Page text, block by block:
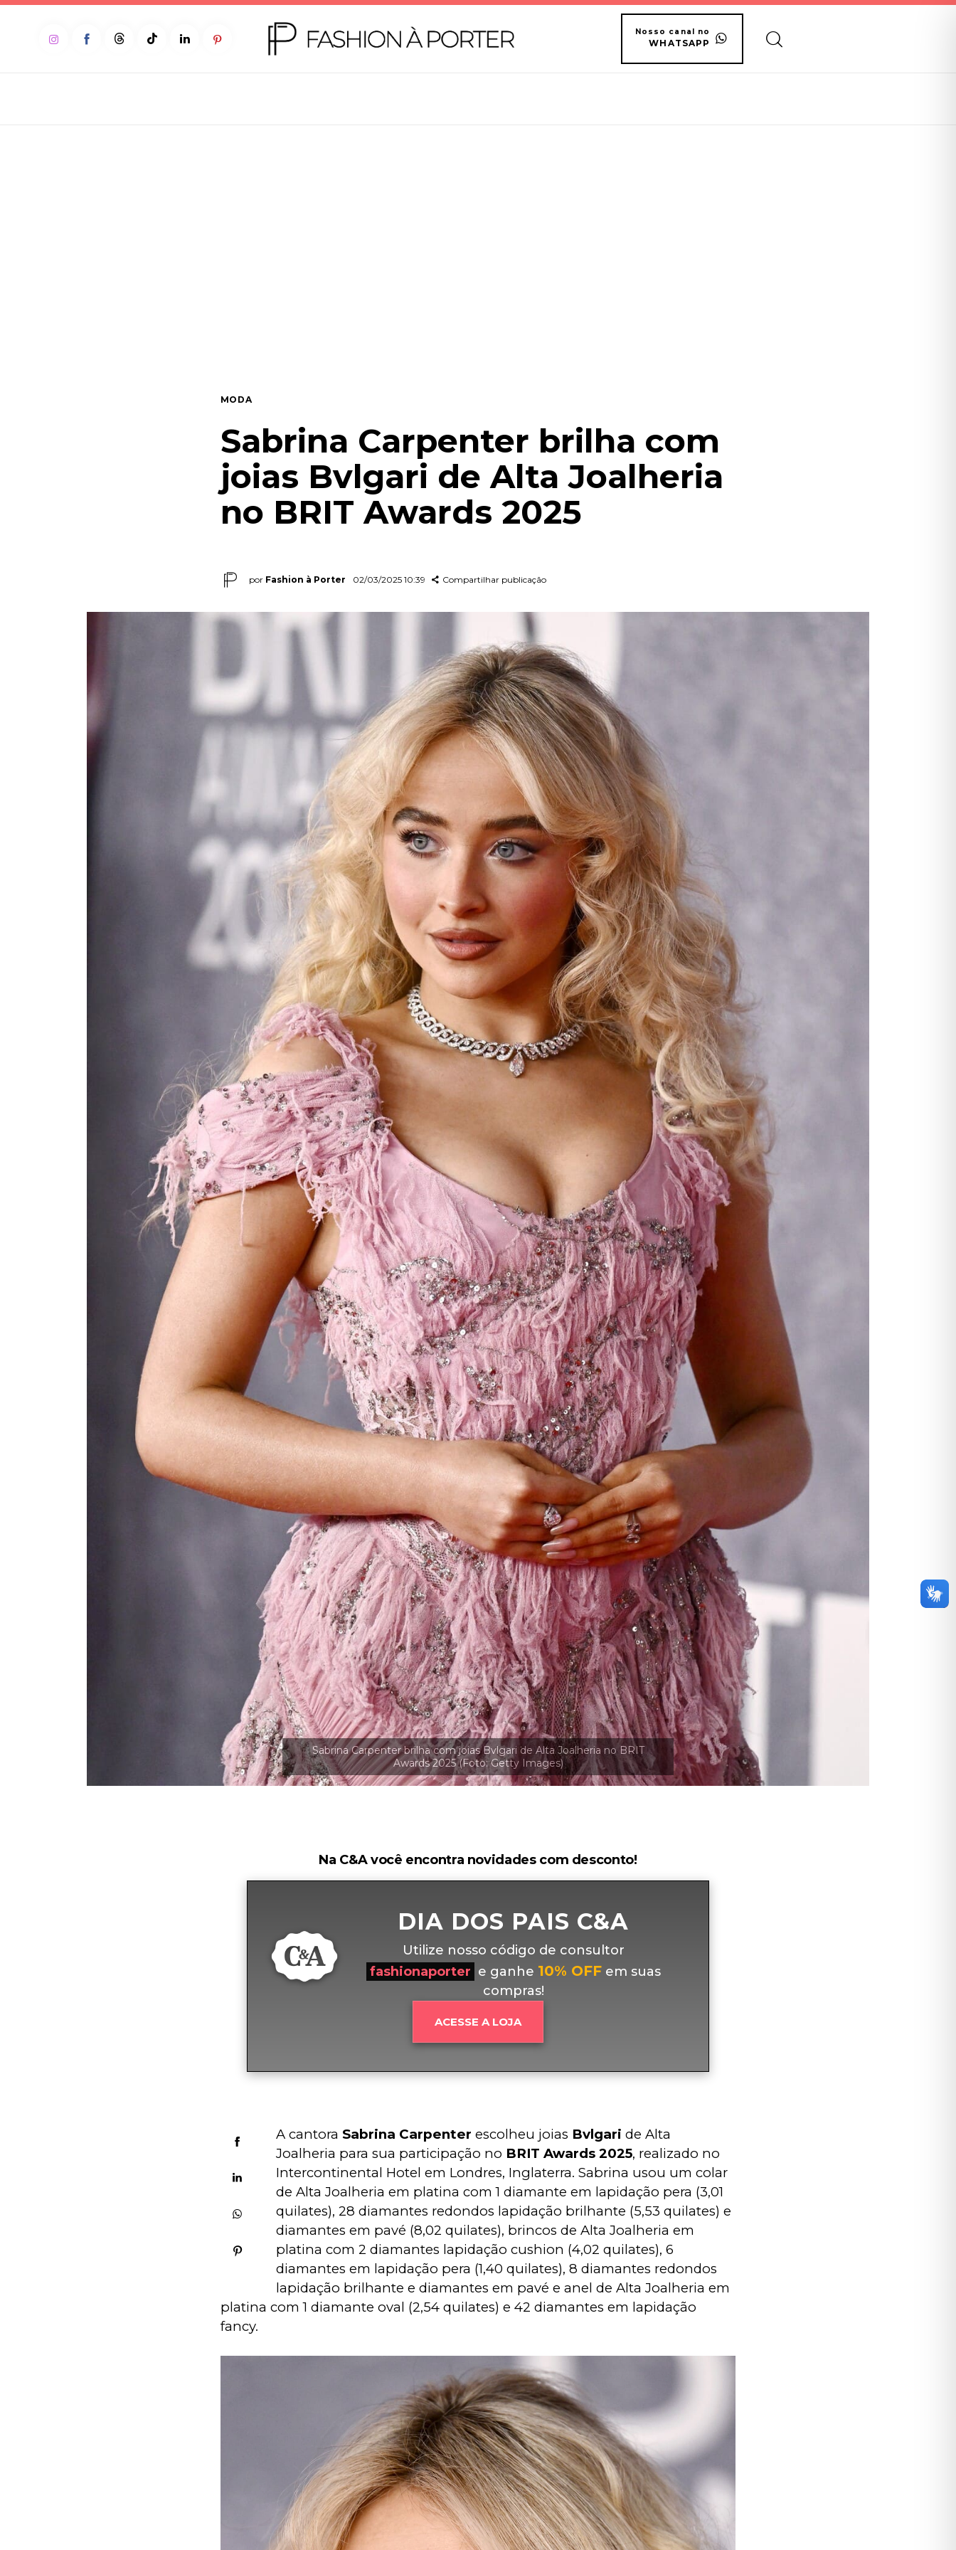
Nosso canal no
WHATSAPP
MODA
Sabrina Carpenter brilha com
joias Bvlgari de Alta Joalheria
no BRIT Awards 2025
por Fashion à Porter 02/03/2025 10:39 Compartilhar publicação
Na C&A você encontra novidades com desconto!
DIA DOS PAIS C&A
Utilize nosso código de consultor
fashionaporter e ganhe 10% OFFem suas
compras!
ACESSE A LOJA
A cantora Sabrina Carpenter escolheu joias Bvlgari de Alta
Joalheria para sua participação no BRIT Awards 2025, realizado no
Intercontinental Hotel em Londres, Inglaterra. Sabrina usou um colar
de Alta Joalheria em platina com 1 diamante em lapidação pera (3,01
quilates), 28 diamantes redondos lapidação brilhante (5,53 quilates) e
diamantes em pavé (8,02 quilates), brincos de Alta Joalheria em
platina com 2 diamantes lapidação cushion (4,02 quilates), 6
diamantes em lapidação pera (1,40 quilates), 8 diamantes redondos
lapidação brilhante e diamantes em pavé e anel de Alta Joalheria em
platina com 1 diamante oval (2,54 quilates) e 42 diamantes em lapidação
fancy.